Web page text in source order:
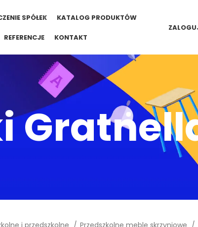
SPÓŁEK KATALOG PRODUKTÓW
REFERENCJE KONTAKT
i przedszkolne Przedszkolne meble skrzyniowe